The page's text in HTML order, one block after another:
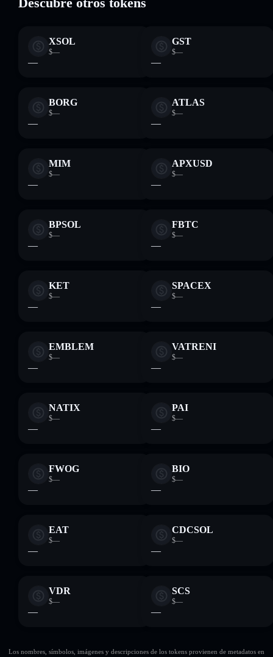
XSOL
$—
—
GST
$—
—
BORG
$—
—
ATLAS
$—
—
MIM
$—
—
APXUSD
$—
—
BPSOL
$—
—
FBTC
$—
—
KET
$—
—
SPACEX
$—
—
EMBLEM
$—
—
VATRENI
$—
—
NATIX
$—
—
PAI
$—
—
FWOG
$—
—
BIO
$—
—
EAT
$—
—
CDCSOL
$—
—
VDR
$—
—
SCS
$—
—
Los nombres, símbolos, imágenes y descripciones de los tokens provienen de metadatos en